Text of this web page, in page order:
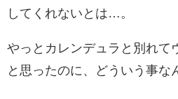
してくれないとは…。
やっとカレンデュラと別れて
と思ったのに、どういう事な